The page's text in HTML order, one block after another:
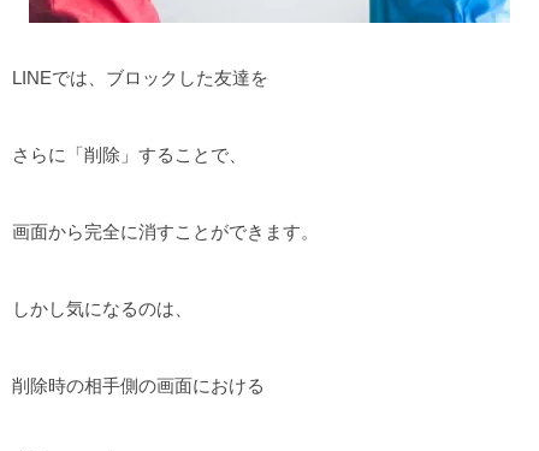
LINEでは、ブロックした友達を
さらに「削除」することで、
画面から完全に消すことができます。
しかし気になるのは、
削除時の相手側の画面における